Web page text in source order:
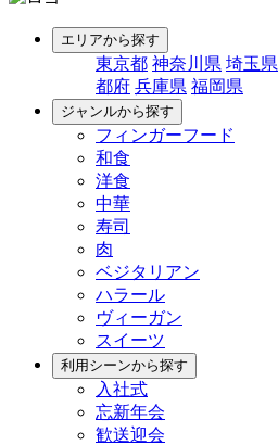
エリアから探す
東京都 神奈川県 埼玉県
都府 兵庫県 福岡県
ジャンルから探す
フィンガーフード
和食
洋食
中華
寿司
肉
ベジタリアン
ハラール
ヴィーガン
スイーツ
利用シーンから探す
入社式
忘新年会
歓送迎会